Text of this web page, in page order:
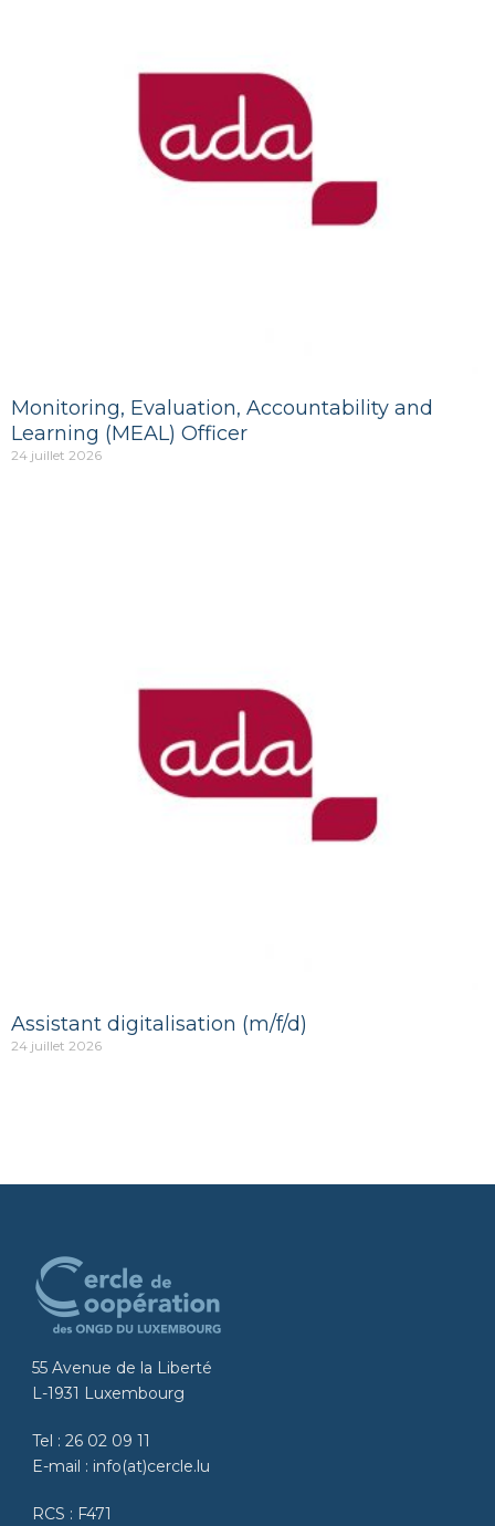
Monitoring, Evaluation, Accountability and
Learning (MEAL) Officer
24 juillet 2026
Assistant digitalisation (m/f/d)
24 juillet 2026
55 Avenue de la Liberté
L-1931 Luxembourg
Tel : 26 02 09 11
E-mail : info(at)cercle.lu
RCS : F471